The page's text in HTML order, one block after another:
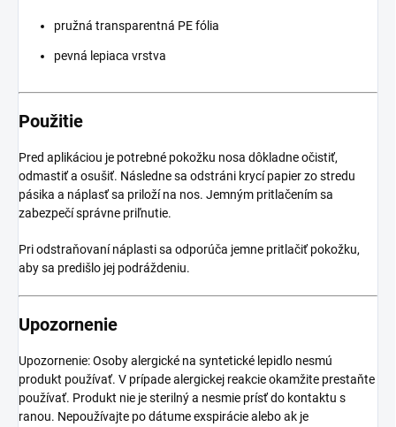
pružná transparentná PE fólia
pevná lepiaca vrstva
Použitie
Pred aplikáciou je potrebné pokožku nosa dôkladne očistiť,
odmastiť a osušiť. Následne sa odstráni krycí papier zo stredu
pásika a náplasť sa priloží na nos. Jemným pritlačením sa
zabezpečí správne priľnutie.
Pri odstraňovaní náplasti sa odporúča jemne pritlačiť pokožku,
aby sa predišlo jej podráždeniu.
Upozornenie
Upozornenie: Osoby alergické na syntetické lepidlo nesmú
produkt používať. V prípade alergickej reakcie okamžite prestaňte
používať. Produkt nie je sterilný a nesmie prísť do kontaktu s
ranou. Nepoužívajte po dátume exspirácie alebo ak je